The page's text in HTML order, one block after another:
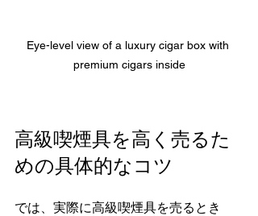
Eye-level view of a luxury cigar box with
premium cigars inside
高級喫煙具を高く売るた
めの具体的なコツ
では、実際に高級喫煙具を売るとき